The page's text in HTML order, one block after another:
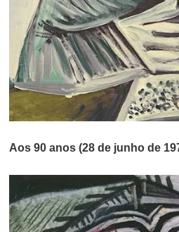
Aos 90 anos (28 de junho de